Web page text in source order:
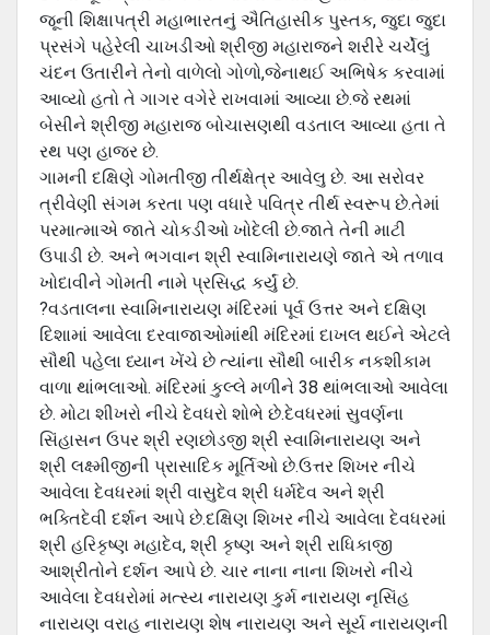
જૂની શિક્ષાપત્રી મહાભારતનું ઐતિહાસીક પુસ્તક, જુદા જુદા
પ્રસંગે પહેરેલી ચાખડીઓ શ્રીજી મહારાજને શરીરે ચર્ચેલું
ચંદન ઉતારીને તેનો વાળેલો ગોળો,જેનાથઈ અભિષેક કરવામાં
આવ્યો હતો તે ગાગર વગેરે રાખવામાં આવ્યા છે.જે રથમાં
બેસીને શ્રીજી મહારાજ બોચાસણથી વડતાલ આવ્યા હતા તે
રથ પણ હાજર છે.
ગામની દક્ષિણે ગોમતીજી તીર્થક્ષેત્ર આવેલુ છે. આ સરોવર
ત્રીવેણી સંગમ કરતા પણ વધારે પવિત્ર તીર્થ સ્વરૂપ છે.તેમાં
પરમાત્માએ જાતે ચોકડીઓ ખોદેલી છે.જાતે તેની માટી
ઉપાડી છે. અને ભગવાન શ્રી સ્વામિનારાયણે જાતે એ તળાવ
ખોદાવીને ગોમતી નામે પ્રસિદ્ધ કર્યું છે.
?વડતાલના સ્વામિનારાયણ મંદિરમાં પૂર્વ ઉત્તર અને દક્ષિણ
દિશામાં આવેલા દરવાજાઓમાંથી મંદિરમાં દાખલ થઈને એટલે
સૌથી પહેલા ધ્યાન ખેંચે છે ત્યાંના સૌથી બારીક નકશીકામ
વાળા થાંભલાઓ. મંદિરમાં કુલ્લે મળીને 38 થાંભલાઓ આવેલા
છે. મોટા શીખરો નીચે દેવધરો શોભે છે.દેવધરમાં સુવર્ણના
સિંહાસન ઉપર શ્રી રણછોડજી શ્રી સ્વામિનારાયણ અને
શ્રી લક્ષ્મીજીની પ્રાસાદિક મૂર્તિઓ છે.ઉત્તર શિખર નીચે
આવેલા દેવધરમાં શ્રી વાસુદેવ શ્રી ધર્મદેવ અને શ્રી
ભક્તિદેવી દર્શન આપે છે.દક્ષિણ શિખર નીચે આવેલા દેવધરમાં
શ્રી હરિકૃષ્ણ મહાદેવ, શ્રી કૃષ્ણ અને શ્રી રાધિકાજી
આશ્રીતોને દર્શન આપે છે. ચાર નાના નાના શિખરો નીચે
આવેલા દેવધરોમાં મત્સ્ય નારાયણ કુર્મ નારાયણ નૃસિંહ
નારાયણ વરાહ નારાયણ શેષ નારાયણ અને સૂર્ય નારાયણની